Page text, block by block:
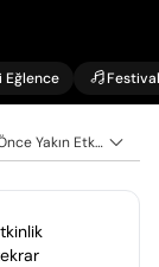
Eğlence Festival
Tarihe Göre (Önce Yakın Etkinlikler)